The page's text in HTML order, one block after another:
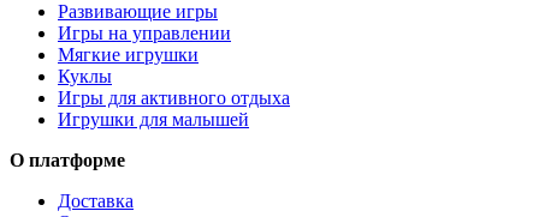
Развивающие игры
Игры на управлении
Мягкие игрушки
Куклы
Игры для активного отдыха
Игрушки для малышей
О платформе
Доставка